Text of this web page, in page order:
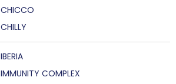
CHICCO
CHILLY
IBERIA
IMMUNITY COMPLEX